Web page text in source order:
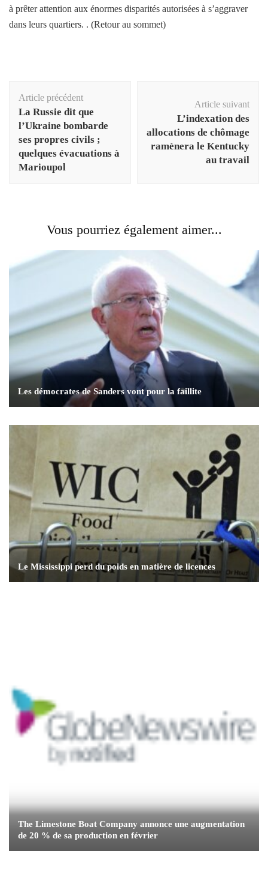
à prêter attention aux énormes disparités autorisées à s’aggraver
dans leurs quartiers. . (Retour au sommet)
d'article
Article précédent
La Russie dit que
l’Ukraine bombarde
ses propres civils ;
quelques évacuations à
Marioupol
Article suivant
L’indexation des
allocations de chômage
ramènera le Kentucky
au travail
Vous pourriez également aimer...
Les démocrates de Sanders vont pour la faillite
Le Mississippi perd du poids en matière de licences
The Limestone Boat Company annonce une augmentation
de 20 % de sa production en février